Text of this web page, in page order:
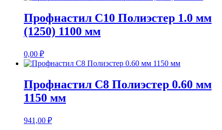
Профнастил С10 Полиэстер 1.0 мм
(1250) 1100 мм
0,00 ₽
Профнастил С8 Полиэстер 0.60 мм
1150 мм
941,00 ₽